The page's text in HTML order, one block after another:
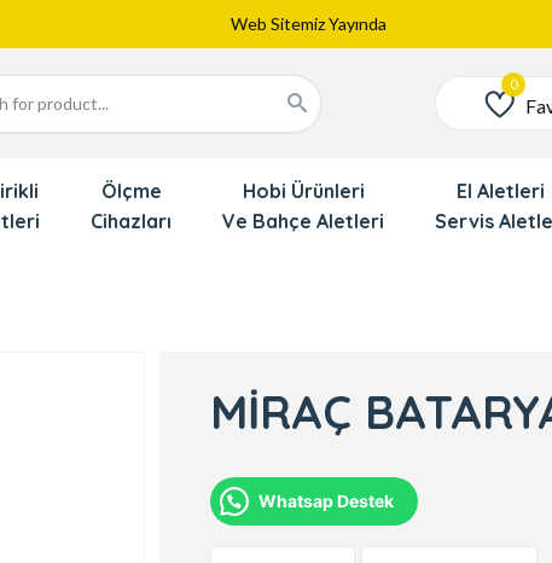
Web Sitemiz Yayında
Yeni Eklenen Ürünlerimizi İnceledinizmi ?
Favoriler
Ölçme
Cihazları
Hobi Ürünleri
Ve Bahçe Aletleri
El Aletleri
Servis
MİRAÇ
Whatsap Destek